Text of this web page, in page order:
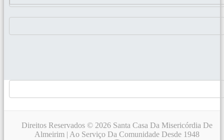
Direitos Reservados © 2026 Santa Casa Da Misericórdia De
Almeirim | Ao Serviço Da Comunidade Desde 1948